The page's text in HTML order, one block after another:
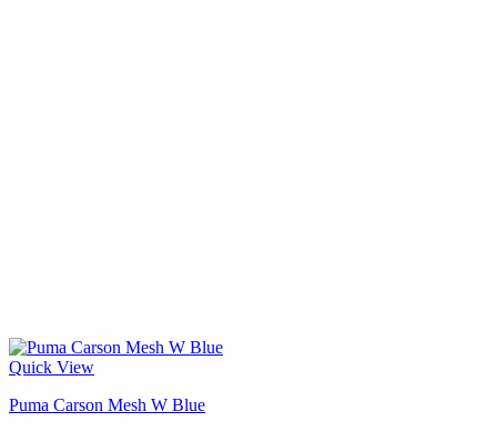
Quick View
Puma Carson Mesh W Blue